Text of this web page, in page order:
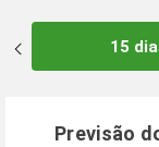
15
Previsão